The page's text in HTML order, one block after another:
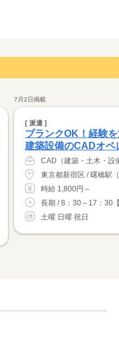
7月2日掲載
[ 派遣 ]
ブランクOK！経験
建築設備のCADオペ
CAD（建築・土木・設
東京都新宿区 / 曙橋駅
時給 1,800円～
長期 / 8：30～17：30
土曜 日曜 祝日